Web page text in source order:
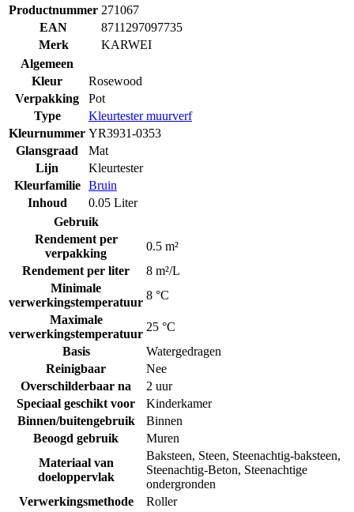
Productnummer 271067
EAN
8711297097735
Merk
KARWEI
Algemeen
Kleur
Rosewood
Verpakking
Pot
Type
Kleurtester muurverf
Kleurnummer YR3931-0353
Glansgraad
Mat
Lijn
Kleurtester
Kleurfamilie
Bruin
Inhoud
0.05 Liter
Gebruik
Rendement per
verpakking
0.5 m²
Rendement per liter
8 m²/L
Minimale
verwerkingstemperatuur
8 °C
Maximale
verwerkingstemperatuur
25 °C
Basis
Watergedragen
Reinigbaar
Nee
Overschilderbaar na
2 uur
Speciaal geschikt voor
Kinderkamer
Binnen/buitengebruik
Binnen
Beoogd gebruik
Muren
Materiaal van
doeloppervlak
Baksteen, Steen, Steenachtig-baksteen,
Steenachtig-Beton, Steenachtige
ondergronden
Verwerkingsmethode
Roller